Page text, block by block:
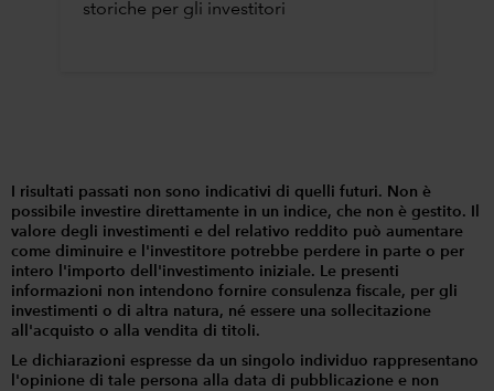
storiche per gli investitori
I risultati passati non sono indicativi di quelli futuri. Non è
possibile investire direttamente in un indice, che non è gestito. Il
valore degli investimenti e del relativo reddito può aumentare
come diminuire e l'investitore potrebbe perdere in parte o per
intero l'importo dell'investimento iniziale. Le presenti
informazioni non intendono fornire consulenza fiscale, per gli
investimenti o di altra natura, né essere una sollecitazione
all'acquisto o alla vendita di titoli.
Le dichiarazioni espresse da un singolo individuo rappresentano
l'opinione di tale persona alla data di pubblicazione e non